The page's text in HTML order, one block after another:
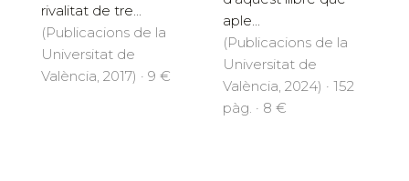
rivalitat de tre...
(Publicacions de la
Universitat de
València, 2017) · 9 €
aple...
(Publicacions de la
Universitat de
València, 2024) · 152
pàg. · 8 €